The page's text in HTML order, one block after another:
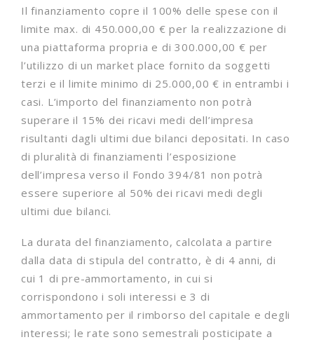
Il finanziamento copre il 100% delle spese con il
limite max. di 450.000,00 € per la realizzazione di
una piattaforma propria e di 300.000,00 € per
l’utilizzo di un market place fornito da soggetti
terzi e il limite minimo di 25.000,00 € in entrambi i
casi. L’importo del finanziamento non potrà
superare il 15% dei ricavi medi dell’impresa
risultanti dagli ultimi due bilanci depositati. In caso
di pluralità di finanziamenti l’esposizione
dell’impresa verso il Fondo 394/81 non potrà
essere superiore al 50% dei ricavi medi degli
ultimi due bilanci.
La durata del finanziamento, calcolata a partire
dalla data di stipula del contratto, è di 4 anni, di
cui 1 di pre-ammortamento, in cui si
corrispondono i soli interessi e 3 di
ammortamento per il rimborso del capitale e degli
interessi; le rate sono semestrali posticipate a